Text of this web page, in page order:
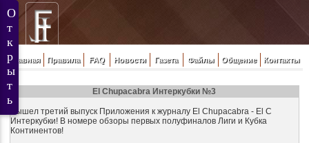
Главная Правила FAQ Новости Газета Файлы Общение Контакты
El Chupacabra Интеркубки №3
Вышел третий выпуск Приложения к журналу El Chupacabra - El C
Интеркубки! В номере обзоры первых полуфиналов Лиги и Кубка
Континентов!